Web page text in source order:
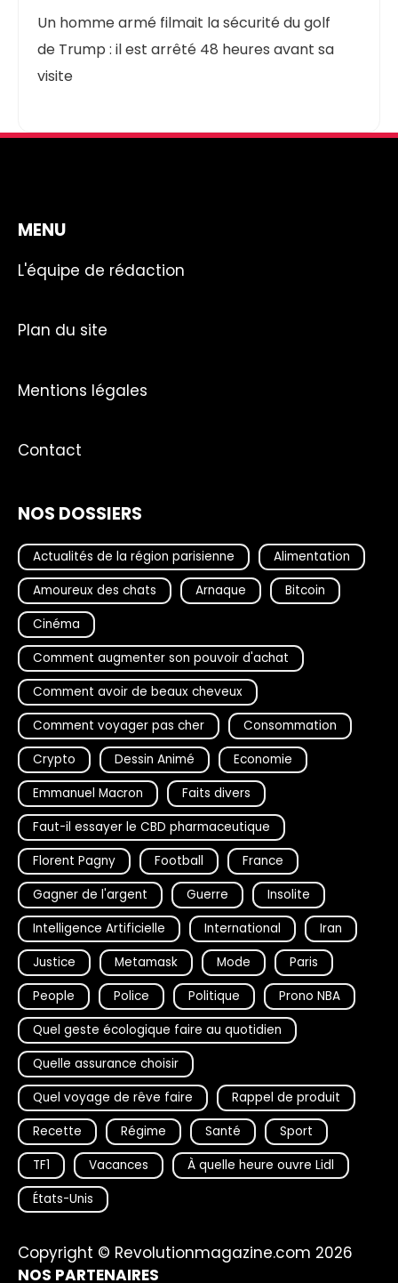
Un homme armé filmait la sécurité du golf
de Trump : il est arrêté 48 heures avant sa
visite
MENU
L'équipe de rédaction
Plan du site
Mentions légales
Contact
NOS DOSSIERS
Actualités de la région parisienne
Alimentation
Amoureux des chats
Arnaque
Bitcoin
Cinéma
Comment augmenter son pouvoir d'achat
Comment avoir de beaux cheveux
Comment voyager pas cher
Consommation
Crypto
Dessin Animé
Economie
Emmanuel Macron
Faits divers
Faut-il essayer le CBD pharmaceutique
Florent Pagny
Football
France
Gagner de l'argent
Guerre
Insolite
Intelligence Artificielle
International
Iran
Justice
Metamask Mode
Paris
People
Police Politique
Prono NBA
Quel geste écologique faire au quotidien
Quelle assurance choisir
Quel voyage de rêve faire
Rappel de produit
Recette
Régime Santé
Sport
TF1
Vacances
À quelle heure ouvre Lidl
États-Unis
Copyright © Revolutionmagazine.com 2026
NOS PARTENAIRES